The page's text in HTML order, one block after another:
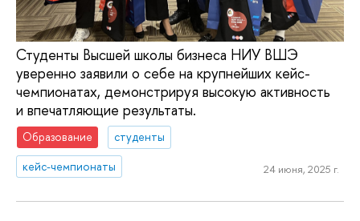
Студенты Высшей школы бизнеса НИУ ВШЭ
уверенно заявили о себе на крупнейших кейс-
чемпионатах, демонстрируя высокую активность
и впечатляющие результаты.
Образование
студенты
кейс-чемпионаты
24 июня, 2025 г.